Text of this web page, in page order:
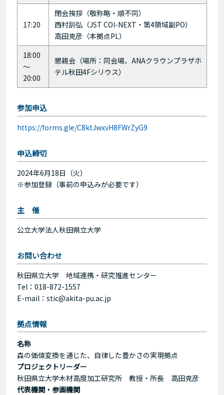
17:20
閉会挨拶（敬称略・順不同）
西村訓弘（JST COI-NEXT・第4領域副PO）
高田克彦（本拠点PL）
18:00
〜
20:00
懇親会（場所：同会場、ANAクラウンプラザホ
テル秋田4Fシリウス）
参加申込
https://forms.gle/C8ktJwxvH8FWrZyG9
申込締切
2024年6月18日（火）
※参加登録（事前の申込みが必要です）
主 催
公立大学法人秋田県立大学
お問い合わせ
秋田県立大学 地域連携・研究推進センター
Tel：018-872-1557
E-mail：stic@akita-pu.ac.jp
拠点情報
名称
森の価値変換を通じた、自律した豊かさの実現拠点
プロジェクトリーダー
秋田県立大学木材高度加工研究所 教授・所長 高田克彦
代表機関・参画機関